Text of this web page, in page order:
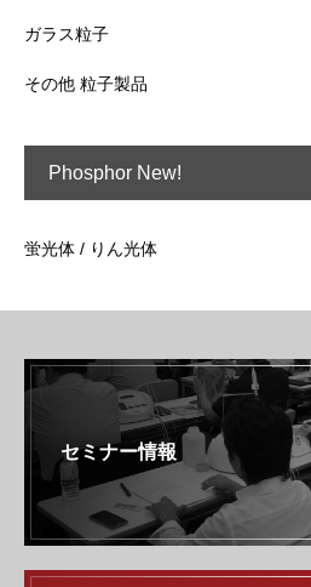
ガラス粒子
その他 粒子製品
Phosphor New!
蛍光体 / りん光体
セミナー情報